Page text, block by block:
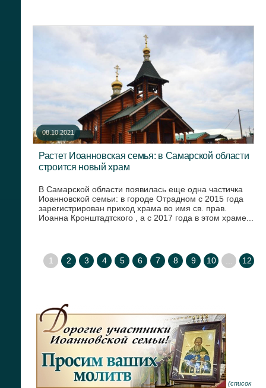
08.10.2021
Растет Иоанновская семья: в Самарской области
строится новый храм
В Самарской области появилась еще одна частичка
Иоанновской семьи: в городе Отрадном с 2015 года
зарегистрирован приход храма во имя св. прав.
Иоанна Кронштадтского , а с 2017 года в этом храме...
1 2 3 4 5 6 7 8 9 10 12
(список